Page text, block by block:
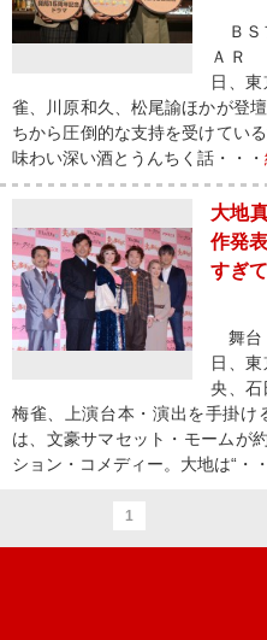
ＢＳ
ＡＲ
日、
雀、川原和久、松尾諭ほかが登
ちから圧倒的な支持を受けてい
味わい深い酒とうんちく話・・・
大地
作発
すぎて
舞台
日、
央、
梅雀、上演台本・演出を手掛
は、文豪サマセット・モームが
ション・コメディー。大地は“・
1